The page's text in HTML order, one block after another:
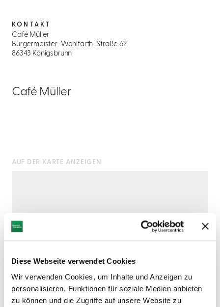
Diese Webseite verwendet Cookies
Wir verwenden Cookies, um Inhalte und Anzeigen zu
personalisieren, Funktionen für soziale Medien anbieten
zu können und die Zugriffe auf unsere Website zu
Café Müller
KONTAKT
Café Müller
Bürgermeister-Wohlfarth-Straße 62
86343 Königsbrunn
AUF DER KARTE ANZEIGEN